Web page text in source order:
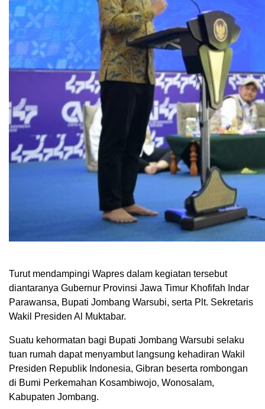
Turut mendampingi Wapres dalam kegiatan tersebut
diantaranya Gubernur Provinsi Jawa Timur Khofifah Indar
Parawansa, Bupati Jombang Warsubi, serta Plt. Sekretaris
Wakil Presiden Al Muktabar.
Suatu kehormatan bagi Bupati Jombang Warsubi selaku
tuan rumah dapat menyambut langsung kehadiran Wakil
Presiden Republik Indonesia, Gibran beserta rombongan
di Bumi Perkemahan Kosambiwojo, Wonosalam,
Kabupaten Jombang.